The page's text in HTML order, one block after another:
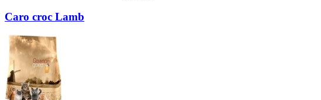
Caro croc Lamb